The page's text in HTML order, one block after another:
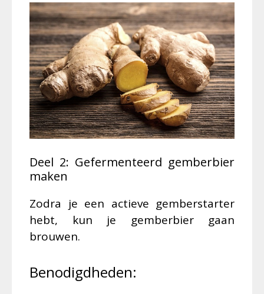
Deel 2: Gefermenteerd gemberbier
maken
Zodra je een actieve gemberstarter
hebt, kun je gemberbier gaan
brouwen.
Benodigdheden: